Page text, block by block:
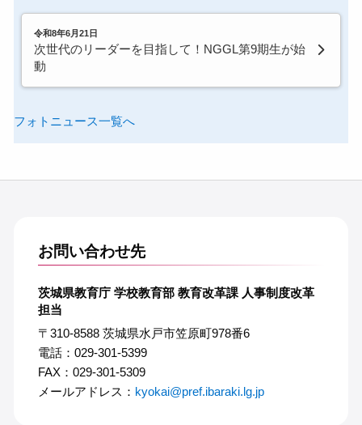
令和8年6月21日
次世代のリーダーを目指して！NGGL第9期生が始
動
フォトニュース一覧へ
お問い合わせ先
茨城県教育庁 学校教育部 教育改革課 人事制度改革
担当
〒310-8588 茨城県水戸市笠原町978番6
電話：029-301-5399
FAX：029-301-5309
メールアドレス： kyokai@pref.ibaraki.lg.jp